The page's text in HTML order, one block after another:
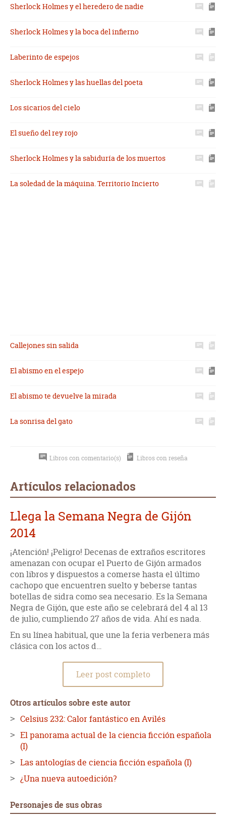
Sherlock Holmes y el heredero de nadie
Sherlock Holmes y la boca del infierno
Laberinto de espejos
Sherlock Holmes y las huellas del poeta
Los sicarios del cielo
El sueño del rey rojo
Sherlock Holmes y la sabiduría de los muertos
La soledad de la máquina. Territorio Incierto
Callejones sin salida
El abismo en el espejo
El abismo te devuelve la mirada
La sonrisa del gato
Libros con comentario(s) Libros con reseña
Artículos relacionados
Llega la Semana Negra de Gijón
2014
¡Atención! ¡Peligro! Decenas de extraños escritores
amenazan con ocupar el Puerto de Gijón armados
con libros y dispuestos a comerse hasta el último
cachopo que encuentren suelto y beberse tantas
botellas de sidra como sea necesario. Es la Semana
Negra de Gijón, que este año se celebrará del 4 al 13
de julio, cumpliendo 27 años de vida. Ahí es nada.
En su línea habitual, que une la feria verbenera más
clásica con los actos d…
Leer post completo
Otros artículos sobre este autor
Celsius 232: Calor fantástico en Avilés
El panorama actual de la ciencia ficción española
(I)
Las antologías de ciencia ficción española (I)
¿Una nueva autoedición?
Personajes de sus obras